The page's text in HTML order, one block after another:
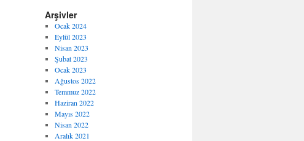
Arşivler
Ocak 2024
Eylül 2023
Nisan 2023
Şubat 2023
Ocak 2023
Ağustos 2022
Temmuz 2022
Haziran 2022
Mayıs 2022
Nisan 2022
Aralık 2021